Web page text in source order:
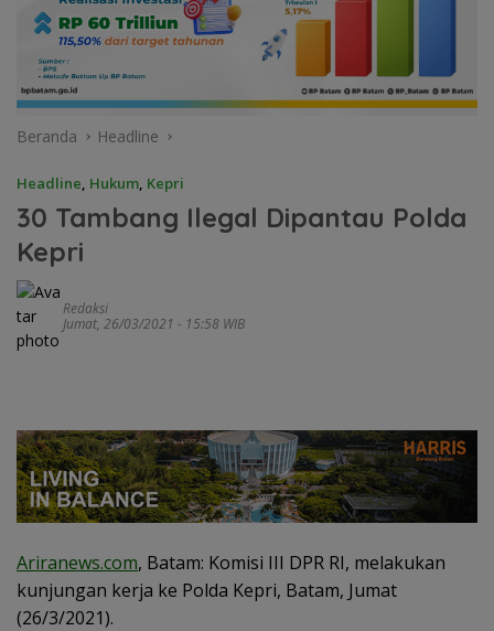
Beranda Headline
Headline, Hukum, Kepri
30 Tambang Ilegal Dipantau Polda
Kepri
Redaksi
Jumat, 26/03/2021 - 15:58 WIB
Ariranews.com, Batam: Komisi III DPR RI, melakukan
kunjungan kerja ke Polda Kepri, Batam, Jumat
(26/3/2021).